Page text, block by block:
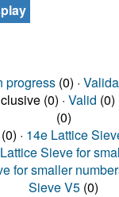
progress(0) ·
(0) · Valid (0)
(0)
· 14e Lattice
Sieve for
for smaller
Sieve V5 (0)